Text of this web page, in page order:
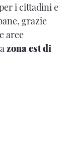
i cittadini e
grazie
aree
zona est di